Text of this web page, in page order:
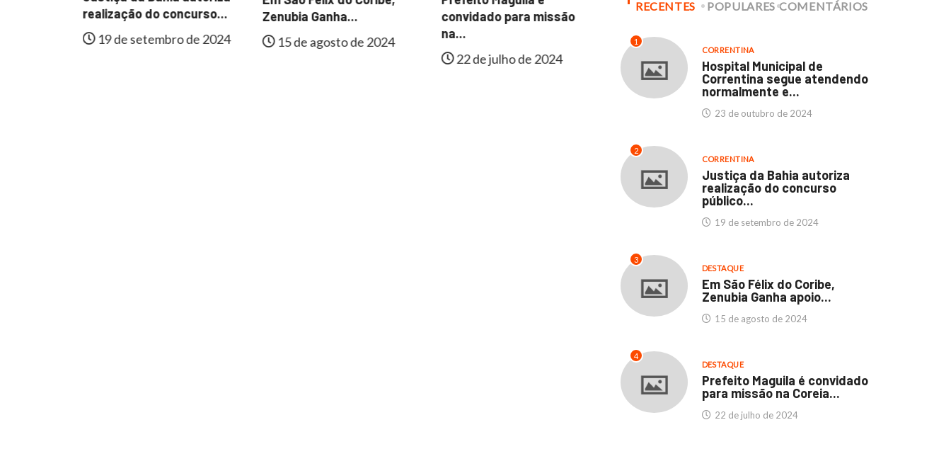
realização do concurso...
19 de setembro de 2024
Zenubia Ganha...
15 de agosto de 2024
convidado para missão
na...
22 de julho de 2024
Faculdades Thathi e
11 de abril de 2024
Hospital Municipal de
23 de outubro de 2024
RECENTES POPULARES COMENTÁRIOS
1
CORRENTINA
Hospital Municipal de
Correntina segue atendendo
normalmente e...
23 de outubro de 2024
2
CORRENTINA
Justiça da Bahia autoriza
realização do concurso
público...
19 de setembro de 2024
3
DESTAQUE
Em São Félix do Coribe,
Zenubia Ganha apoio...
15 de agosto de 2024
4
DESTAQUE
Prefeito Maguila é convidado
para missão na Coreia...
22 de julho de 2024